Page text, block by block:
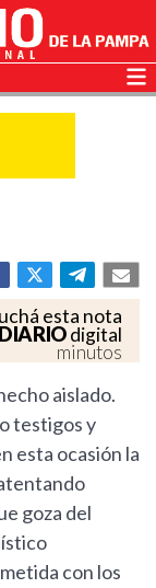
esta nota
digital
minutos
aislado.
testigos y
esta ocasión la
goza del
con los